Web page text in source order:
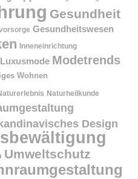
Gesundheit
Gesundheitswesen
Inneneinrichtung
Luxusmode Modetrends
Wohnen
Naturheilkunde
Design
Umweltschutz